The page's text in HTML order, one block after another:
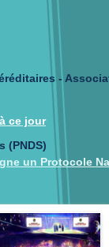
-
ce jour
(PNDS)
un Protocole